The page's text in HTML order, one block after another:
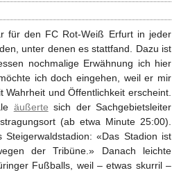
für den FC Rot-Weiß Erfurt in jeder
unter denen es stattfand. Dazu ist
nochmalige Erwähnung ich hier
ich doch eingehen, weil er mir
und Öffentlichkeit erscheint.
äußerte sich der Sachgebietsleiter
(ab etwa Minute 25:00).
«Das Stadion ist
der Tribüne.» Danach leichte
Fußballs, weil – etwas skurril –